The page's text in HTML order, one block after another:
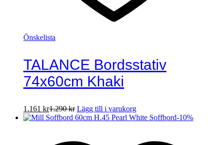
Önskelista
TALANCE Bordsstativ
74x60cm Khaki
1.161 kr1.290kr Lägg till i varukorg
-10%